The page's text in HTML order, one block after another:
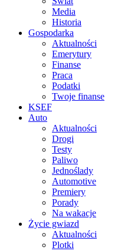
Media
Historia
Gospodarka
Aktualności
Emerytury
Finanse
Praca
Podatki
Twoje finanse
KSEF
Auto
Aktualności
Drogi
Testy
Paliwo
Jednoślady
Automotive
Premiery
Porady
Na wakacje
Życie gwiazd
Aktualności
Plotki